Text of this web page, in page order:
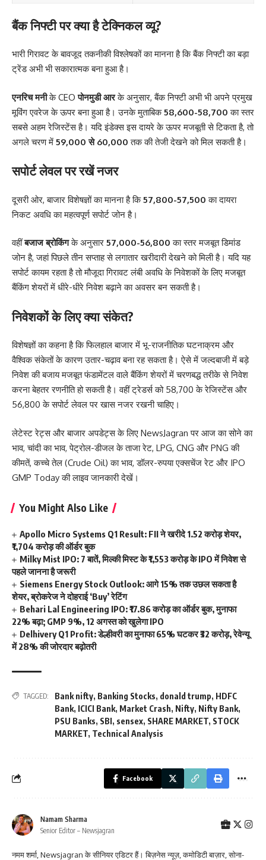
बैंक निफ्टी पर क्या है टेक्निकल व्यू?
भारी गिरावट के बावजूद तकनीकी विश्लेषकों का मानना है कि बैंक निफ्टी का बड़ा
ट्रेंड अभी भी सकारात्मक बना हुआ है।
एनरिच मनीके CEOपोनमुडी आरके अनुसार, बैंक निफ्टी अभी भी अपने प्रमुख
मूविंग एवरेज के ऊपर बना हुआ है। उनके मुताबिक58,600-58,700 का स्तर
सबसे अहम रेजिस्टेंस है। यदि इंडेक्स इस दायरे के ऊपर मजबूती से टिकता है, तो
अगले चरण में 59,000 से 60,000 तक की तेजी देखने को मिल सकती है।
सपोर्ट लेवल पर रखें नजर
दूसरी ओर, बाजार विशेषज्ञों का मानना है कि57,800-57,500 का दायरा
निकट अवधि का महत्वपूर्ण सपोर्ट जोन है।
वहींबजाज ब्रोकिंगके अनुसार 57,000-56,800 का स्तर मजबूत डिमांड
जोन है, जहां पिछले तीन सप्ताह से लगातार खरीदारी देखने को मिली है। यदि यह
सपोर्ट कायम रहता है तो मौजूदा गिरावट लंबी अवधि के निवेशकों के लिए मजबूत
बैंकिंग शेयरों में धीरे-धीरे निवेश बढ़ाने का अवसर बन सकती है।
निवेशकों के लिए क्या संकेत?
विशेषज्ञों का कहना है कि फिलहाल बाजार में भू-राजनीतिक घटनाक्रम और
वैश्विक संकेतों के कारण उतार-चढ़ाव बना रह सकता है। ऐसे में जल्दबाजी में बड़े
निवेश की बजाय मजबूत फंडामेंटल वाले बैंकिंग शेयरों में चरणबद्ध तरीके से निवेश
करना बेहतर रणनीति हो सकती है। वहीं ट्रेडर्स को 58,700 के रेजिस्टेंस और
56,800 के सपोर्ट लेवल पर खास नजर रखनी चाहिए।
लेटेस्ट रेट्स और बाजार अपडेट्स के लिए NewsJagran पर आज कासोने का
भाव,चांदी का भाव,पेट्रोल-डीजल के ताजा रेट, LPG, CNG और PNG की
कीमतें,कच्चे तेल (Crude Oil) का भाव,डॉलर-रुपया एक्सचेंज रेट और IPO
GMP Todayकी लाइव जानकारी देखें।
You Might Also Like
Apollo Micro Systems Q1 Result: FII ने खरीदे 1.52 करोड़ शेयर,
₹1,704 करोड़ की ऑर्डर बुक
Milky Mist IPO: 7 बातें, मिल्की मिस्ट के ₹1,553 करोड़ के IPO में निवेश से
पहले जानना है जरूरी
Siemens Energy Stock Outlook: आगे 15% तक उछल सकता है
शेयर, ब्रोकरेज ने दोहराई ‘Buy’ रेटिंग
Behari Lal Engineering IPO: ₹17.86 करोड़ का ऑर्डर बुक, मुनाफा
22% बढ़ा; GMP 9%, 12 अगस्त को खुलेगा IPO
Delhivery Q1 Profit: डेल्हीवरी का मुनाफा 65% घटकर ₹32 करोड़, रेवेन्यू
में 28% की जोरदार बढ़ोतरी
TAGGED: Bank nifty, Banking Stocks, donald trump, HDFC
Bank, ICICI Bank, Market Crash, Nifty, Nifty Bank,
PSU Banks, SBI, sensex, SHARE MARKET, STOCK
MARKET, Technical Analysis
Facebook
Namam Sharma
Senior Editor – Newsjagran
नमम शर्मा, Newsjagran के सीनियर एडिटर हैं। बिज़नेस न्यूज़, कमोडिटी बाज़ार, सोना-